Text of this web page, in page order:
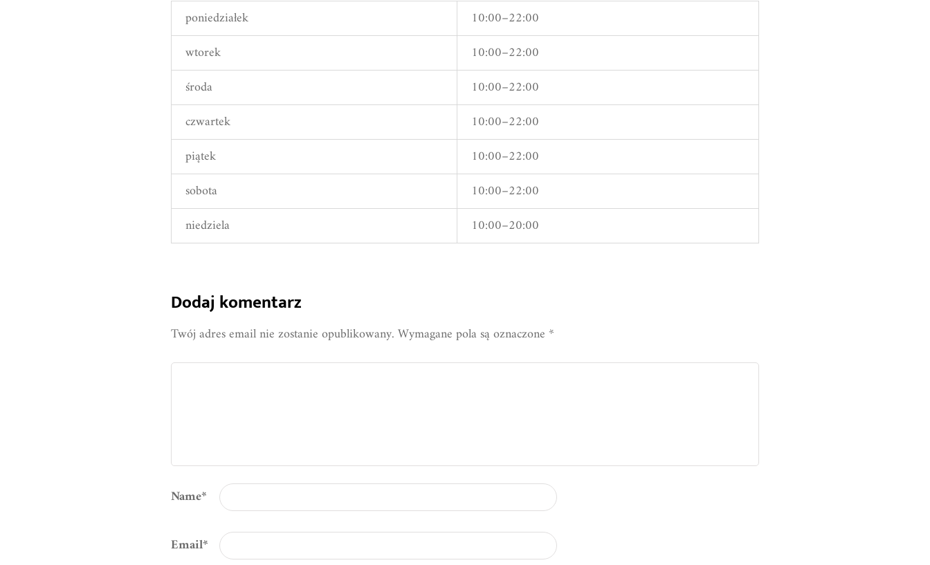
poniedziałek
10:00–22:00
wtorek
10:00–22:00
środa
10:00–22:00
czwartek
10:00–22:00
piątek
10:00–22:00
sobota
10:00–22:00
niedziela
10:00–20:00
Dodaj komentarz
Twój adres email nie zostanie opublikowany.Wymagane pola są oznaczone*
Name*
Email*